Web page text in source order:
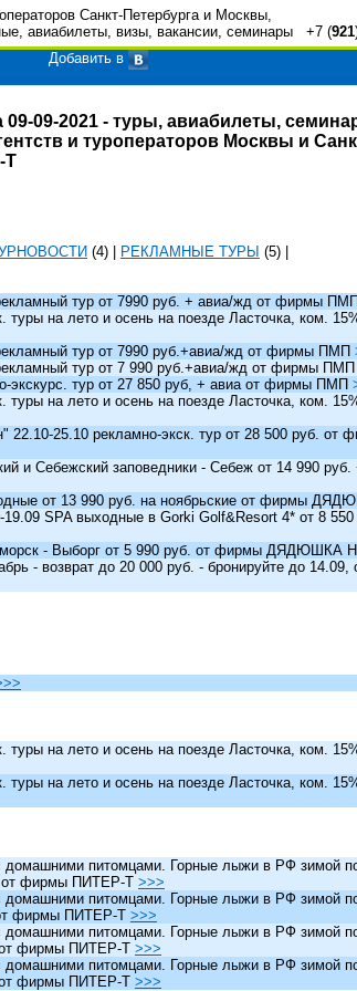
Санкт-Петербурга и Москвы,
авиабилеты, визы, вакансии, семинары +7 (921
Добавить в
09-2021 - туры, авиабилеты,
и туроператоров Москвы и
Т
(4) РЕКЛАМНЫЕ ТУРЫ (5)
тур от 7990 руб. + авиа/жд от фирмы ПМП
на лето и осень на поезде Ласточка, ком.
тур от 7990 руб.+авиа/жд от фирмы ПМП
тур от 7 990 руб.+авиа/жд от фирмы ПМП
экскурс. тур от 27 850 руб, + авиа от фирмы ПМП
на лето и осень на поезде Ласточка, ком.
25.10 рекламно-экск. тур от 28 500 руб. от
и Себежский заповедники - Себеж от 14 990 руб.
от 13 990 руб. на ноябрьские от фирмы
SPA выходные в Gorki Golf&Resort 4* от 8 550
- Выборг от 5 990 руб. от фирмы ДЯДЮШКА
- возврат до 20 000 руб. - бронируйте до
на лето и осень на поезде Ласточка, ком.
на лето и осень на поезде Ласточка, ком.
питомцами. Горные лыжи в РФ зимой
от фирмы ПИТЕР-Т >>>
питомцами. Горные лыжи в РФ зимой
фирмы ПИТЕР-Т >>>
питомцами. Горные лыжи в РФ зимой
от фирмы ПИТЕР-Т >>>
питомцами. Горные лыжи в РФ зимой
от фирмы ПИТЕР-Т >>>